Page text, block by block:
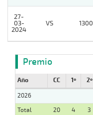
27-
03-
2024
VS 1300
Premio
Año CC 1º 2º
2026
Total
20 4 3